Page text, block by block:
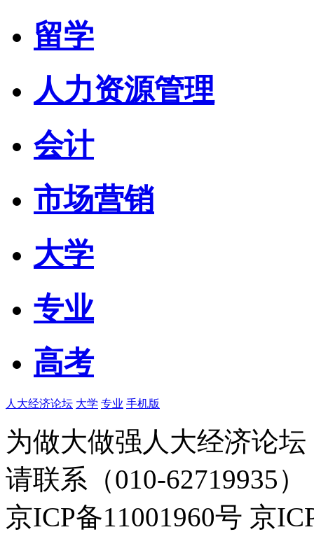
留学
人力资源管理
会计
市场营销
大学
专业
高考
人大经济论坛 大学 专业 手机版
为做大做强人大经济论
请联系（010-62719935）
京ICP备11001960号 京